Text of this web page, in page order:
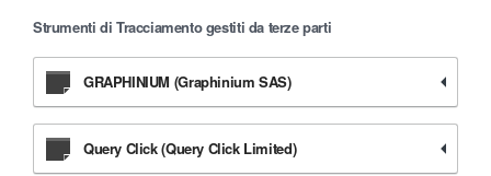
Strumenti di Tracciamento gestiti da terze parti
GRAPHINIUM (Graphinium SAS)
Query Click (Query Click Limited)